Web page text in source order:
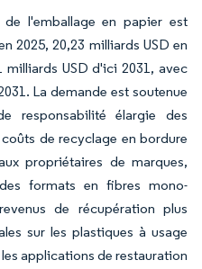
l'emballage en papier est
2025, 20,23 milliards USD en
USD d'ici 2031, avec
La demande est soutenue
responsabilité élargie des
de recyclage en bordure
propriétaires de marques,
formats en fibres mono-
de récupération plus
sur les plastiques à usage
applications de restauration